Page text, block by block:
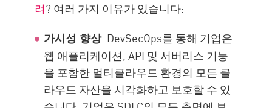
려? 여러 가지 이유가 있습니다:
가시성 향상: DevSecOps를 통해 기업은
웹 애플리케이션, API 및 서버리스 기능
을 포함한 멀티클라우드 환경의 모든 클
라우드 자산을 시각화하고 보호할 수 있